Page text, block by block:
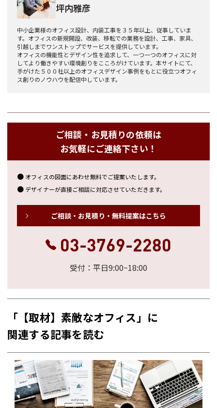
坪内雅彦
中小企業様のオフィス設計、内装工事を３５年以上、従事していま
す。オフィスの新規開設、改装、移転での業務を設計、工事、家具、
引越しまでワンストップでサービスを提供しています。
オフィスの機能性とデザイン性を追求して、一つ一つのオフィスに対
してより働きやすい環境創りをこころがけています。本サイトにて、
手がけた５００社以上のオフィスデザイン事例をもとに役立つオフィ
ス創りのノウハウを配信中しています。
ご相談・お見積りの依頼は
お気軽にご連絡下さい！
オフィスの図面にあわせ無料でご提案いたします。
デザイナーが直接ご相談に対応させていただきます。
ご相談・お見積り・無料提案はこちら
03-3769-2280
受付：平日9:00~18:00
「【取材】素敵なオフィス」に
関連する記事を読む